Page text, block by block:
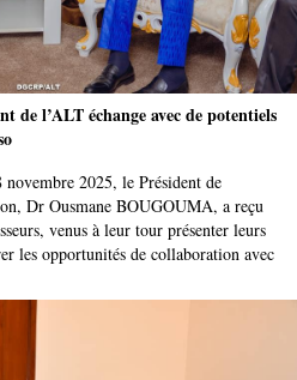
de l’ALT échange avec de potentiels
2025, le Président de
Dr Ousmane BOUGOUMA, a reçu
venus à leur tour présenter leurs
les opportunités de collaboration avec